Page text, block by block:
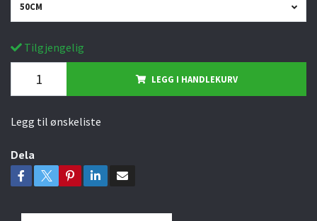
50CM
Tilgjengelig
LEGG I HANDLEKURV
Legg til ønskeliste
Dela